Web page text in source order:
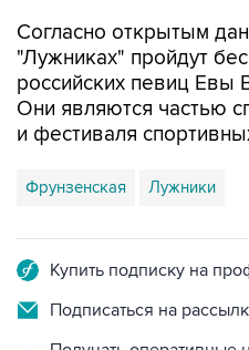
Согласно открытым
"Лужниках" пройдут
российских певиц Евы
Они являются частью
и фестиваля
Фрунзенская Лужники
Купить подписку на
Подписаться на